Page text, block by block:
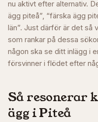
nu aktivt efter alternativ.
ägg piteå”, “färska ägg
län”. Just därför är det så
som rankar på dessa
någon ska se ditt inlägg i
försvinner i flödet efter
Så resonerar
ägg iPiteå